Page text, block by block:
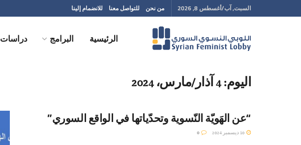
السبت, آب/أغسطس 8, 2026 من نحن للتواصل معنا للانضمام إلينا
الرئيسية البرامج دراسات
اليوم:4 آذار/مارس، 2024
“عن الهَويّة النّسوية وتحدّياتها في الواقع السوري”